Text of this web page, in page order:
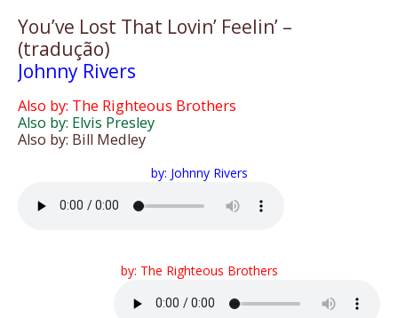
You’ve Lost That Lovin’ Feelin’ –
(tradução)
Johnny Rivers
Also by: The Righteous Brothers
Also by: Elvis Presley
Also by: Bill Medley
by: Johnny Rivers
by: The Righteous Brothers